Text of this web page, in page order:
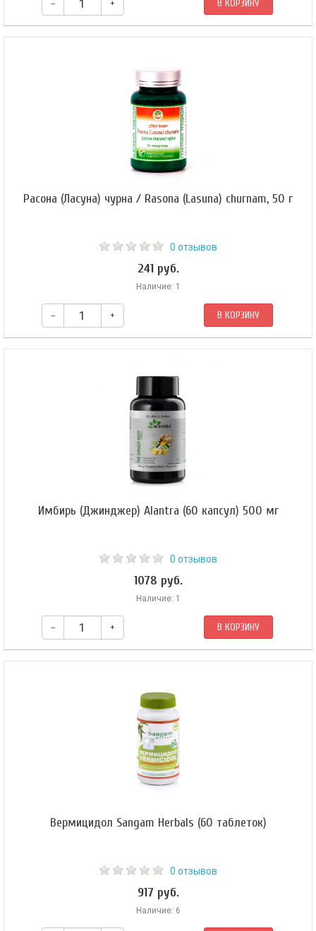
– + В КОРЗИНУ
Расона (Ласуна) чурна / Rasona (Lasuna) churnam, 50 г
0 отзывов
241 руб.
Наличие: 1
– + В КОРЗИНУ
Имбирь (Джинджер) Alantra (60 капсул) 500 мг
0 отзывов
1078 руб.
Наличие: 1
– + В КОРЗИНУ
Вермицидол Sangam Herbals (60 таблеток)
0 отзывов
917 руб.
Наличие: 6